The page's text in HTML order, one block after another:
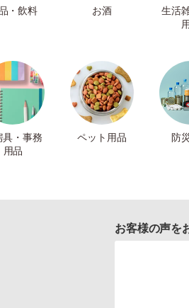
・飲料 お酒
生活
具・事務
用品
ペット用品 防
お客様の声を